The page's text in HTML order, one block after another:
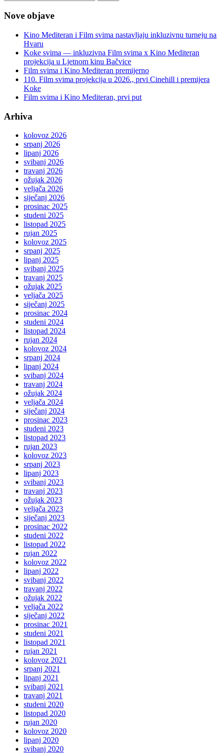
Nove objave
Kino Mediteran i Film svima nastavljaju inkluzivnu turneju na
Hvaru
Koke svima — inkluzivna Film svima x Kino Mediteran
projekcija u Ljetnom kinu Bačvice
Film svima i Kino Mediteran premijerno
110. Film svima projekcija u 2026., prvi Cinehill i premijera
Koke
Film svima i Kino Mediteran, prvi put
Arhiva
kolovoz 2026
srpanj 2026
lipanj 2026
svibanj 2026
travanj 2026
ožujak 2026
veljača 2026
siječanj 2026
prosinac 2025
studeni 2025
listopad 2025
rujan 2025
kolovoz 2025
srpanj 2025
lipanj 2025
svibanj 2025
travanj 2025
ožujak 2025
veljača 2025
siječanj 2025
prosinac 2024
studeni 2024
listopad 2024
rujan 2024
kolovoz 2024
srpanj 2024
lipanj 2024
svibanj 2024
travanj 2024
ožujak 2024
veljača 2024
siječanj 2024
prosinac 2023
studeni 2023
listopad 2023
rujan 2023
kolovoz 2023
srpanj 2023
lipanj 2023
svibanj 2023
travanj 2023
ožujak 2023
veljača 2023
siječanj 2023
prosinac 2022
studeni 2022
listopad 2022
rujan 2022
kolovoz 2022
lipanj 2022
svibanj 2022
travanj 2022
ožujak 2022
veljača 2022
siječanj 2022
prosinac 2021
studeni 2021
listopad 2021
rujan 2021
kolovoz 2021
srpanj 2021
lipanj 2021
svibanj 2021
travanj 2021
studeni 2020
listopad 2020
rujan 2020
kolovoz 2020
lipanj 2020
svibanj 2020